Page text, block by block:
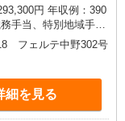
円 年収例：390
手当、働きがい向上
）、深夜勤手当（月
は勤続5年目までの
く） ◎賞与：
業時は別途時間外手
フェルテ中野302号
細を見る